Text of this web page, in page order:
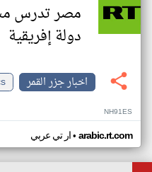
مصر تدرس
دولة إفريقية
اخبار جزر القمر
NH91ES
ار تي عربي• arabic.rt.com